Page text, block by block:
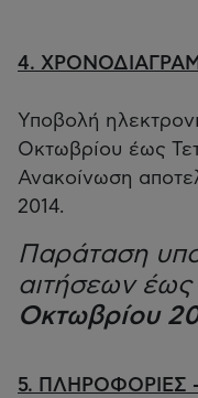
4.
Υποβολή
Οκτωβρίου έως
Ανακοίνωση
2014.
Παράταση
αιτήσεων έως
Οκτωβρίου
5. ΠΛΗΡΟΦΟΡΙΕΣ